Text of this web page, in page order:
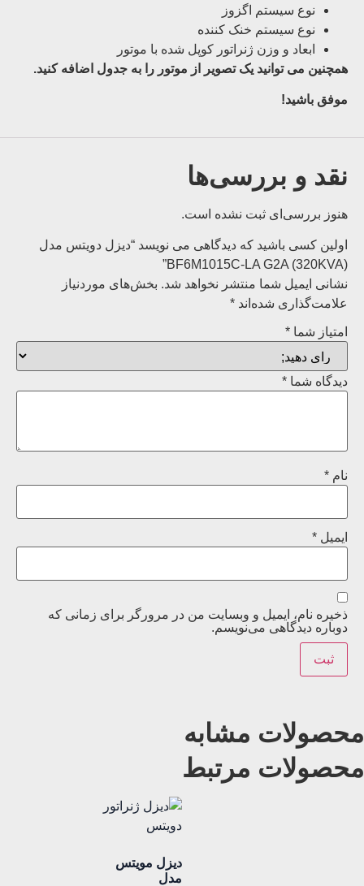
نوع سیستم اگزوز
نوع سیستم خنک کننده
ابعاد و وزن ژنراتور کوپل شده با موتور
همچنین می توانید یک تصویر از موتور را به جدول اضافه کنید.
موفق باشید!
نقد و بررسی‌ها
هنوز بررسی‌ای ثبت نشده است.
اولین کسی باشید که دیدگاهی می نویسد “دیزل دویتس مدل
BF6M1015C-LA G2A (320KVA)”
نشانی ایمیل شما منتشر نخواهد شد. بخش‌های موردنیاز
علامت‌گذاری شده‌اند *
امتیاز شما *
دیدگاه شما *
نام *
ایمیل *
ذخیره نام، ایمیل و وبسایت من در مرورگر برای زمانی که
دوباره دیدگاهی می‌نویسم.
محصولات مشابه
محصولات مرتبط
دیزل مویتس
مدل